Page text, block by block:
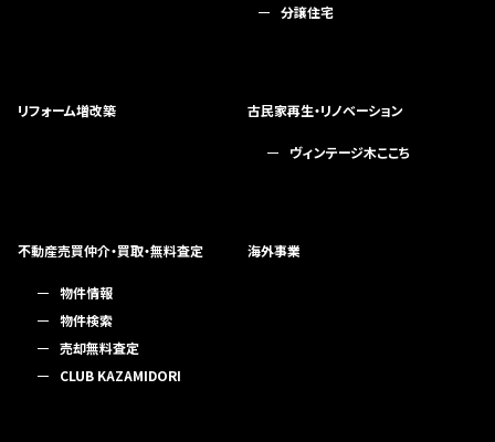
分譲住宅
リフォーム増改築 古民家再生・リノベーション
ヴィンテージ木ここち
不動産売買仲介・買取・無料査定
物件情報
物件検索
売却無料査定
CLUB KAZAMIDORI
海外事業